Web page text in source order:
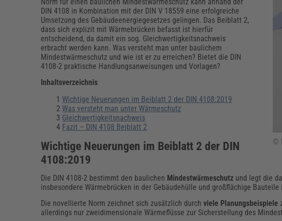
Energie & Umwelt
Führung & Management
Gesundheit & Pflege
Kommunales
Fachpublikationen & Arbeitshilfen
Bauhof
Grünflächen
Recht,
Weiterbildungen (AKADEMIE HERKERT)
Bau, Immobilien & Gebäudemanagement Kommunales
Künstliche Intelligenz
Personalwesen
Personal, Ausbildung & Recht
Reisekosten und Finanzen
Weiterbildungen (AKADEMIE HERKERT)
Reisekosten & Finanzen
Zollabwicklung & Exportabwicklung
Zoll & Export
©
DIN 4108 in Kombination mit der DIN V 18559 eine erfolgreiche
Umsetzung des Gebäudeenergiegesetzes gelingen. Das Beiblatt 2,
dass sich explizit mit Wärmebrücken befasst ist hierfür
entscheidend, da damit ein sog. Gleichwertigkeitsnachweis
erbracht werden kann. Was versteht man unter baulichem
Mindestwärmeschutz und wie ist er zu erreichen? Bietet die DIN
4108-2 praktische Handlungsanweisungen und Vorlagen?
Inhaltsverzeichnis
Wichtige Neuerungen im Beiblatt 2 der DIN 4108:2019
Was versteht man unter Wärmeschutz
Gleichwertigkeitsnachweis
Fazit – DIN 4108 Beiblatt 2
Wichtige Neuerungen im Beiblatt 2 der DIN
4108:2019
Die DIN 4108-2 bestimmt den baulichen Mindestwärmeschutz und legt die
insbesondere Wärmebrücken in der Gebäudehülle und großflächige Bauteile
Die novellierte Norm zeichnet sich zusätzlich durch viele Planungsbeispiele
allerdings nur zweidimensionale Wärmeflüsse zur Sicherstellung des